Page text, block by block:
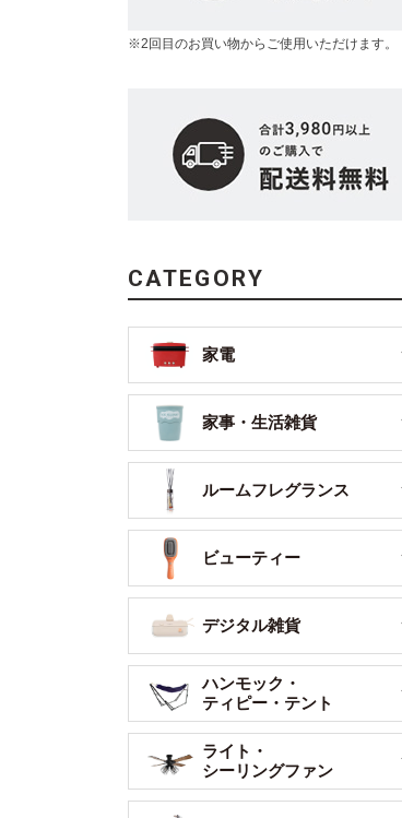
※2回目のお買い物からご使用いただけます。
CATEGORY
家電
家事・生活雑貨
ルームフレグランス
ビューティー
デジタル雑貨
ハンモック・
ティピー・テント
ライト・
シーリングファン